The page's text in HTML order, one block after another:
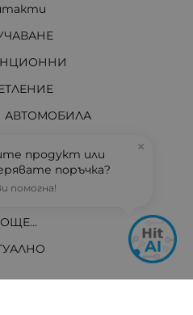
АВТОМОБИЛА
ТЕХНИЦИ
НА ЕНЕРГИЯ
×
продукт или
поръчка?
помогна!